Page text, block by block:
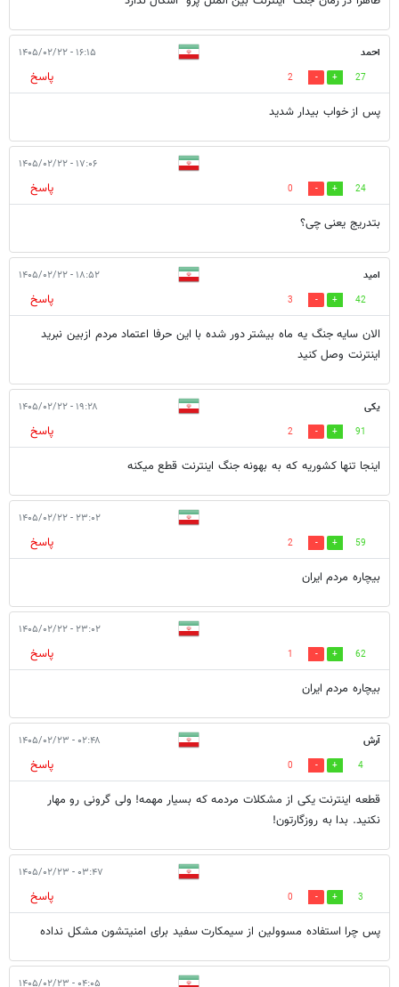
احمد ۱۶:۱۵ - ۱۴۰۵/۰۲/۲۲
27
2
پاسخ
پس از خواب بیدار شدید
۱۷:۰۶ - ۱۴۰۵/۰۲/۲۲
24
0
پاسخ
بتدریج یعنی چی؟
امید ۱۸:۵۲ - ۱۴۰۵/۰۲/۲۲
42
3
پاسخ
الان سایه جنگ یه ماه بیشتر دور شده با این حرفا اعتماد مردم ازبین نبرید
اینترنت وصل کنید
یکی ۱۹:۲۸ - ۱۴۰۵/۰۲/۲۲
91
2
پاسخ
اینجا تنها کشوریه که به بهونه جنگ اینترنت قطع میکنه
۲۳:۰۲ - ۱۴۰۵/۰۲/۲۲
59
2
پاسخ
بیچاره مردم ایران
۲۳:۰۲ - ۱۴۰۵/۰۲/۲۲
62
1
پاسخ
بیچاره مردم ایران
آرش ۰۲:۴۸ - ۱۴۰۵/۰۲/۲۳
4
0
پاسخ
قطعه اینترنت یکی از مشکلات مردمه که بسیار مهمه! ولی گرونی رو مهار
نکنید. بدا به روزگارتون!
۰۳:۴۷ - ۱۴۰۵/۰۲/۲۳
3
0
پاسخ
پس چرا استفاده مسوولین از سیمکارت سفید برای امنیتشون مشکل نداده
۰۴:۰۵ - ۱۴۰۵/۰۲/۲۳